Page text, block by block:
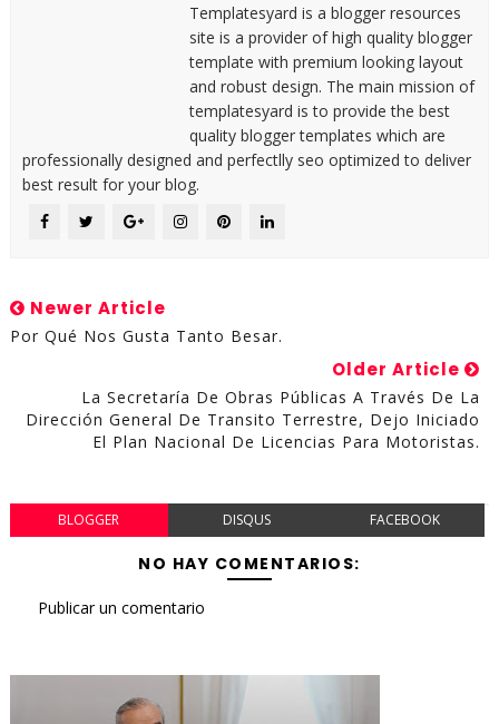
Templatesyard is a blogger resources
site is a provider of high quality blogger
template with premium looking layout
and robust design. The main mission of
templatesyard is to provide the best
quality blogger templates which are
professionally designed and perfectlly seo optimized to deliver
best result for your blog.
Newer Article
Por Qué Nos Gusta Tanto Besar.
Older Article
La Secretaría De Obras Públicas A Través De La
Dirección General De Transito Terrestre, Dejo Iniciado
El Plan Nacional De Licencias Para Motoristas.
BLOGGER DISQUS FACEBOOK
NO HAY COMENTARIOS:
Publicar un comentario